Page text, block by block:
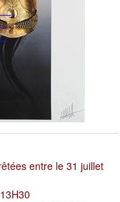
entre le 31 juillet